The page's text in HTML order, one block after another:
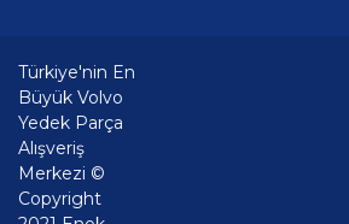
Türkiye'nin En
Büyük Volvo
Yedek Parça
Alışveriş
Merkezi ©
Copyright